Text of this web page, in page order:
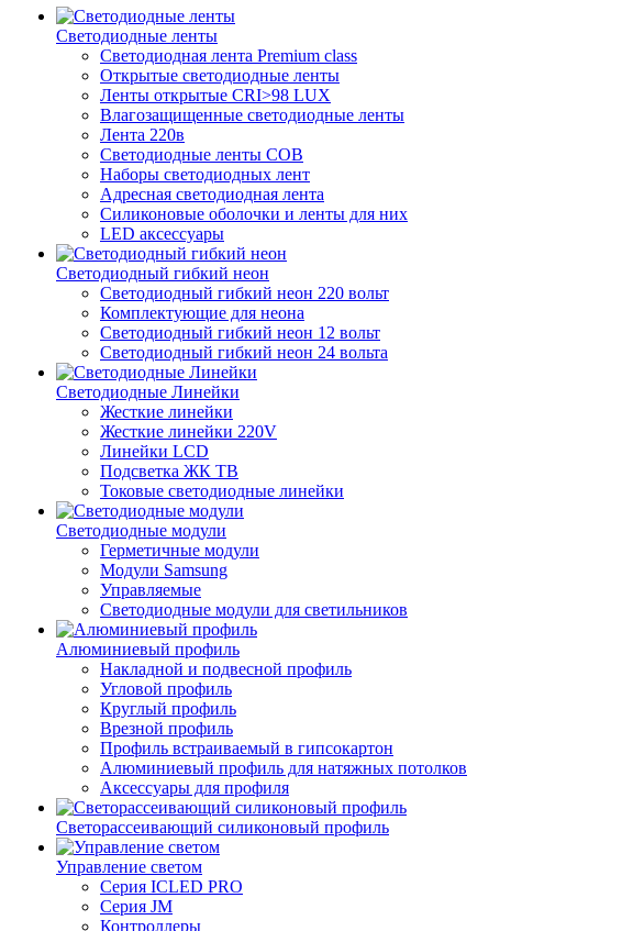
Светодиодные ленты
Светодиодная лента Premium class
Открытые светодиодные ленты
Ленты открытые CRI>98 LUX
Влагозащищенные светодиодные ленты
Лента 220в
Светодиодные ленты COB
Наборы светодиодных лент
Адресная светодиодная лента
Силиконовые оболочки и ленты для них
LED аксессуары
Светодиодный гибкий неон
Светодиодный гибкий неон 220 вольт
Комплектующие для неона
Светодиодный гибкий неон 12 вольт
Светодиодный гибкий неон 24 вольта
Светодиодные Линейки
Жесткие линейки
Жесткие линейки 220V
Линейки LCD
Подсветка ЖК ТВ
Токовые светодиодные линейки
Светодиодные модули
Герметичные модули
Модули Samsung
Управляемые
Светодиодные модули для светильников
Алюминиевый профиль
Накладной и подвесной профиль
Угловой профиль
Круглый профиль
Врезной профиль
Профиль встраиваемый в гипсокартон
Алюминиевый профиль для натяжных потолков
Аксессуары для профиля
Светорассеивающий силиконовый профиль
Управление светом
Серия ICLED PRO
Серия JM
Контроллеры